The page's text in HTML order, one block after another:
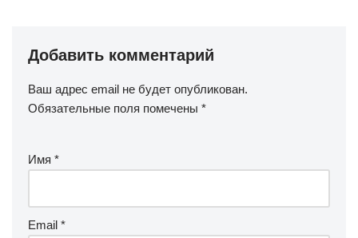
Добавить комментарий
Ваш адрес email не будет опубликован.
Обязательные поля помечены *
Имя *
Email *